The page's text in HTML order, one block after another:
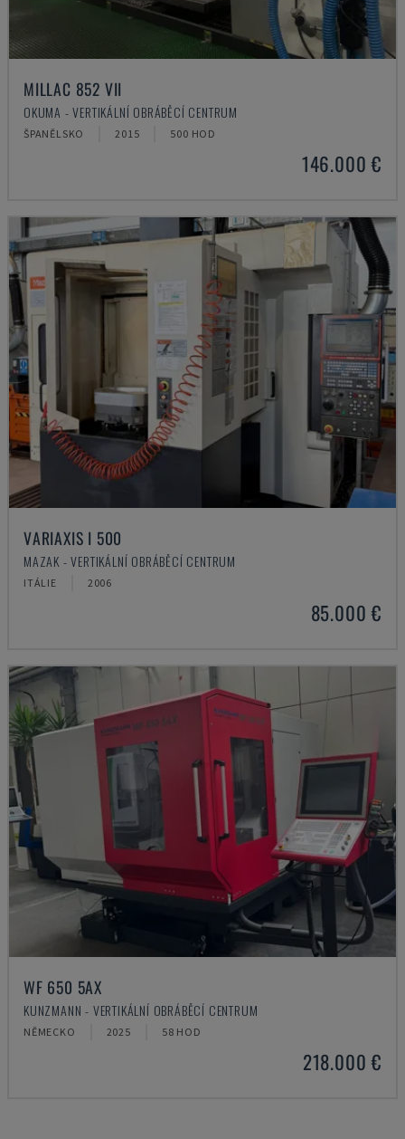
MILLAC 852 VII
OKUMA - VERTIKÁLNÍ OBRÁBĚCÍ CENTRUM
ŠPANĚLSKO 2015 500 HOD
146.000 €
VARIAXIS I 500
MAZAK - VERTIKÁLNÍ OBRÁBĚCÍ CENTRUM
ITÁLIE 2006
85.000 €
WF 650 5AX
KUNZMANN - VERTIKÁLNÍ OBRÁBĚCÍ CENTRUM
NĚMECKO 2025 58 HOD
218.000 €